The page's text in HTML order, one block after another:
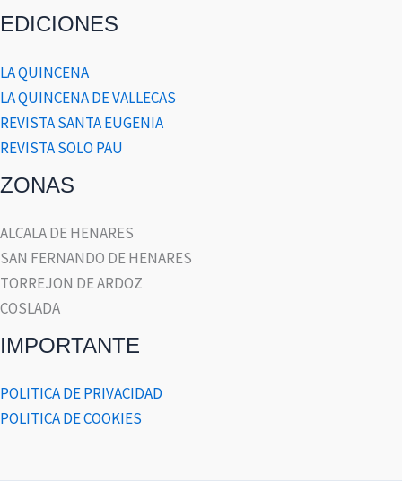
EDICIONES
LA QUINCENA
LA QUINCENA DE VALLECAS
REVISTA SANTA EUGENIA
REVISTA SOLO PAU
ZONAS
ALCALA DE HENARES
SAN FERNANDO DE HENARES
TORREJON DE ARDOZ
COSLADA
IMPORTANTE
POLITICA DE PRIVACIDAD
POLITICA DE COOKIES